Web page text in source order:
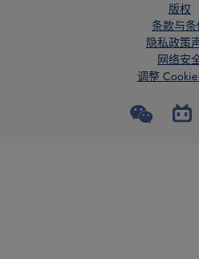
版权
条款与
隐私政策
网络安
调整